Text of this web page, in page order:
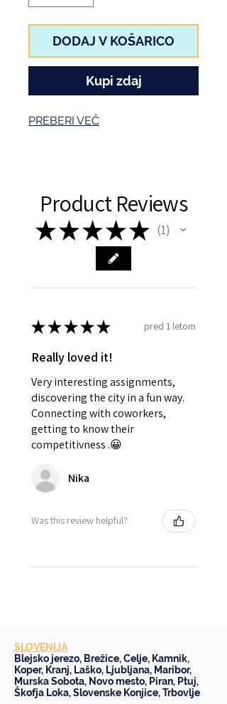
DODAJ V KOŠARICO
Kupi zdaj
PREBERI VEČ
Product Reviews
★★★★★ 1
★★★★★ pred 1 letom
Really loved it!
Very interesting assignments,
discovering the city in a fun way.
Connecting with coworkers,
getting to know their
competitivness .😀
Nika
Was this review helpful?
SLOVENIJA
Blejsko jerezo, Brežice,Celje, Kamnik,
Koper, Kranj, Laško, Ljubljana, Maribor,
Murska Sobota, Novo mesto, Piran, Ptuj,
Škofja Loka,Slovenske Konjice,Trbovlje